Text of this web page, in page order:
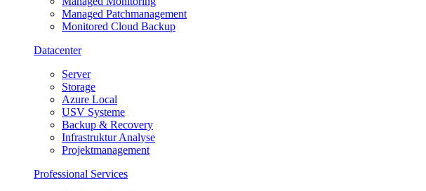
Managed Patchmanagement
Monitored Cloud Backup
Datacenter
Server
Storage
Azure Local
USV Systeme
Backup & Recovery
Infrastruktur Analyse
Projektmanagement
Professional Services